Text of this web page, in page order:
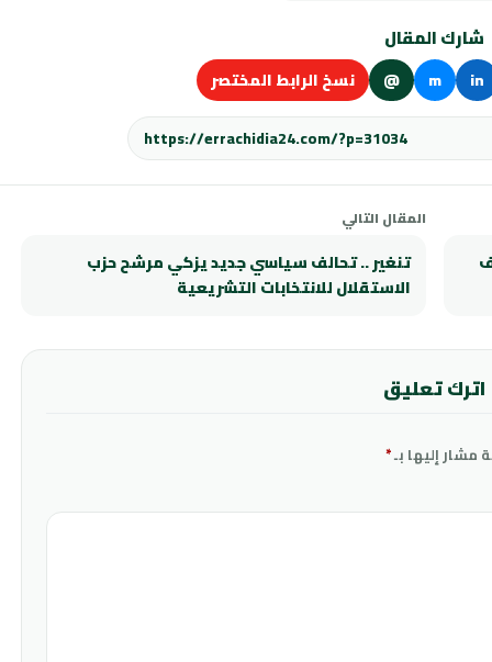
شارك المقال
in
m
@ نسخ الرابط المختصر
المقال التالي
تنغير .. تحالف سياسي جديد يزكي مرشح حزب
الاستقلال للانتخابات التشريعية
اترك تعليق
مشار إليها بـ*